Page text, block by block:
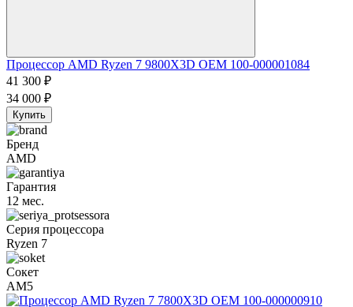
Процессор AMD Ryzen 7 9800X3D OEM 100-000001084
41 300 ₽
34 000 ₽
Купить
Бренд
AMD
Гарантия
12 мес.
Серия процессора
Ryzen 7
Сокет
AM5